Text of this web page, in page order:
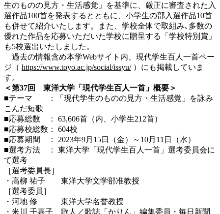
生のものの見方・生活感覚」を基準に、厳正に審査された入
選作品100首を発表するとともに、小学生の部入選作品10首
も併せて紹介いたします。また、学校全体で取組み､多数の
優れた作品を応募いただいた学校に贈呈する「学校特別賞」
も5校選出いたしました。
過去の情報含め本学Webサイト内、現代学生百人一首ペー
ジ（ https://www.toyo.ac.jp/social/issyu/）にも掲載していま
す。
＜第37回 東洋大学「現代学生百人一首」概要＞
■テーマ ：「現代学生のものの見方・生活感覚」を詠み
こんだ短歌
■応募総数 ： 63,606首（内、小学生212首）
■応募校総数： 604校
■応募期間 ： 2023年9月15日（金）～10月11日（水）
■選考方法 ： 東洋大学「現代学生百人一首」選考委員会に
て選考
［選考委員長］
・高柳 祐子 東洋大学文学部准教授
［選考委員］
・河地 修 東洋大学名誉教授
・米川 千嘉子 歌人／歌誌「かりん」編集委員・毎日新聞